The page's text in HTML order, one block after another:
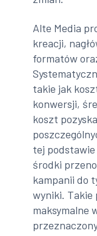
Alte Media
kreacji,
formatów
takie jak
konwersji,
koszt
tej
środki
kampanii do
wyniki. Takie
maksymalne